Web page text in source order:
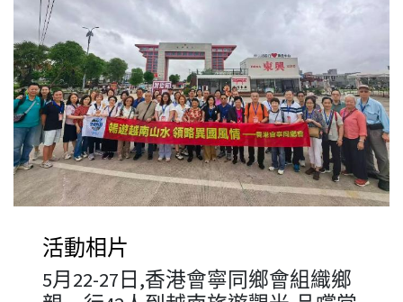
活動相片
5月22-27日,香港會寧同鄉會組織鄉